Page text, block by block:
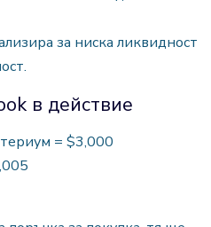
за ниска ликвидност
в действие
= $3,000